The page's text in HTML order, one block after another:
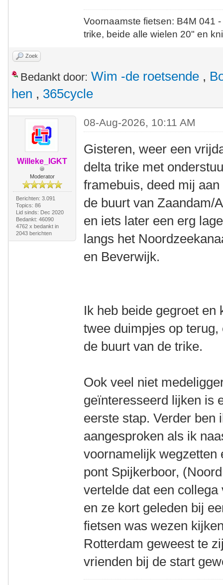
Voornaamste fietsen: B4M
trike, beide alle wielen 20" en
Zoek
Bedankt door: Wim -de roetsende ,
hen , 365cycle
Willeke_IGKT
Moderator
Berichten: 3.091
Topics: 86
Lid sinds: Dec 2020
Bedankt: 46090
4762 x bedankt in
2043 berichten
08-Aug-2026, 10:11 AM
Gisteren, weer een
delta trike met
framebuis, deed mij
de buurt van Zaandam/
en iets later een erg
langs het
en Beverwijk.
Ik heb beide gegroet en
twee duimpjes op
de buurt van de trike.
Ook veel niet
geïnteresseerd lijken is
eerste stap. Verder ben
aangesproken als ik
voornamelijk wegzetten
pont Spijkerboor,
vertelde dat een
en ze kort geleden bij
fietsen was wezen
Rotterdam geweest te
vrienden bij de start